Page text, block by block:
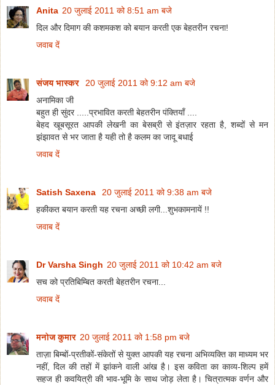
Anita 20 जुलाई 2011 को 8:51 am बजे
दिल और दिमाग की कशमकश को बयान करती एक बेहतरीन रचना!
जवाब दें
संजय भास्‍कर
20 जुलाई 2011 को 9:12 am बजे
अनामिका जी
बहुत ही सुंदर .....प्रभावित करती बेहतरीन पंक्तियाँ ....
बेहद खूबसूरत आपकी लेखनी का बेसब्री से इंतज़ार रहता है, शब्दों से मन
झंझावत से भर जाता है यही तो है कलम का जादू बधाई
जवाब दें
Satish Saxena
20 जुलाई 2011 को 9:38 am बजे
हकीकत बयान करती यह रचना अच्छी लगी...शुभकामनायें !!
जवाब दें
Dr Varsha Singh 20 जुलाई 2011 को 10:42 am बजे
सच को प्रतिबिम्बित करती बेहतरीन रचना...
जवाब दें
मनोज कुमार 20 जुलाई 2011 को 1:58 pm बजे
ताज़ा बिम्बों-प्रतीकों-संकेतों से युक्त आपकी यह रचना अभिव्यक्ति का माध्यम भर
नहीं, दिल की तहों में झांकने वाली आंख है। इस कविता का काव्य-शिल्प हमें
सहज ही कवयित्री की भाव-भूमि के साथ जोड़ लेता है। चित्रात्मक वर्णन और